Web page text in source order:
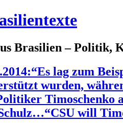
Brasilien – Politik,
lag zum
wurden,
will